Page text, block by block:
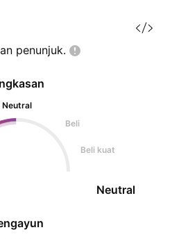
penunjuk.
Neutral
Beli
Beli kuat
Neutral